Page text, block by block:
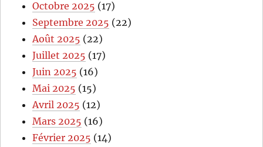
Octobre 2025 (17)
Septembre 2025 (22)
Août 2025 (22)
Juillet 2025 (17)
Juin 2025 (16)
Mai 2025 (15)
Avril 2025 (12)
Mars 2025 (16)
Février 2025 (14)